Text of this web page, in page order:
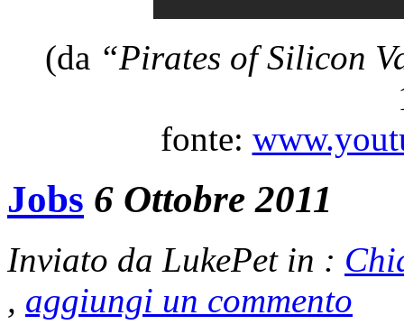
(da “Pirates of Silicon
fonte:
Jobs 6 Ottobre 2011
Inviato da LukePet in :
, aggiungi un commento